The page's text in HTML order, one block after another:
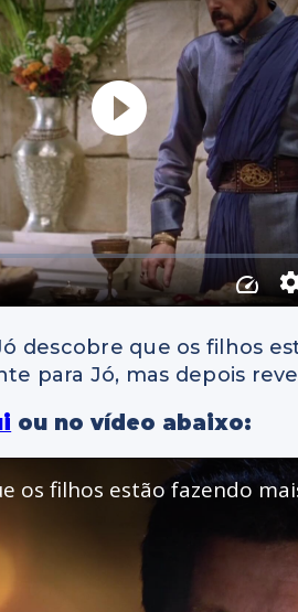
descobre que os filhos
para Jó, mas depois
ou no vídeo abaixo: